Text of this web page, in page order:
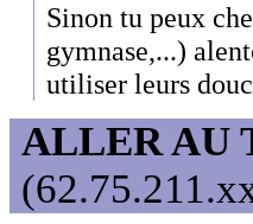
Sinon tu peux
gymnase,...)
utiliser leurs
ALLER AU